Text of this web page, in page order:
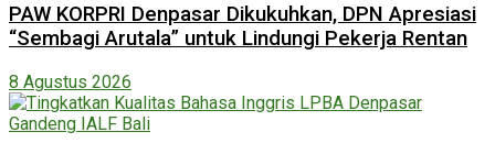
PAW KORPRI Denpasar Dikukuhkan, DPN Apresiasi
“Sembagi Arutala” untuk Lindungi Pekerja Rentan
8 Agustus 2026